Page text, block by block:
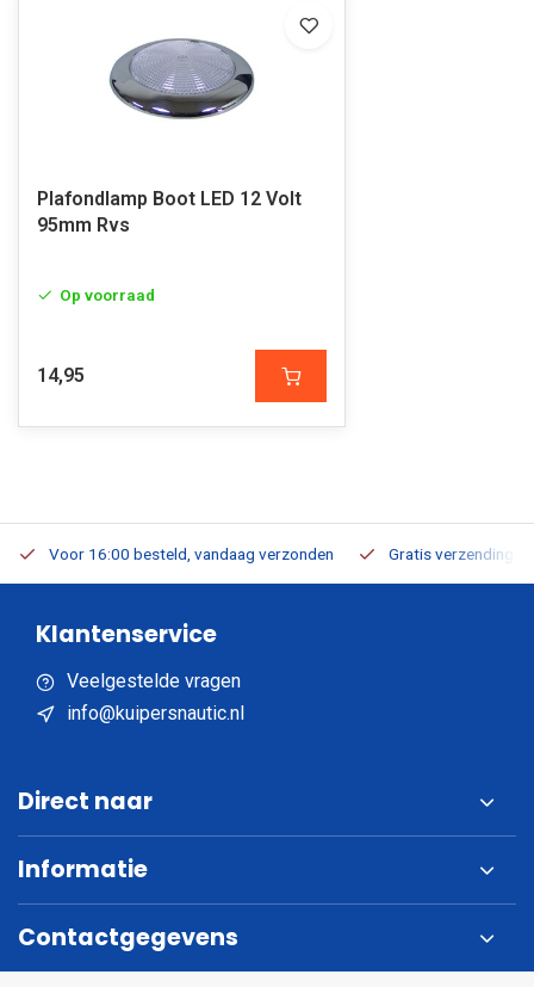
Plafondlamp Boot LED 12 Volt
95mm Rvs
Op voorraad
14,95
Voor 16:00 besteld, vandaag verzonden Gratis verzending
Klantenservice
Veelgestelde vragen
info@kuipersnautic.nl
Direct naar
Informatie
Contactgegevens